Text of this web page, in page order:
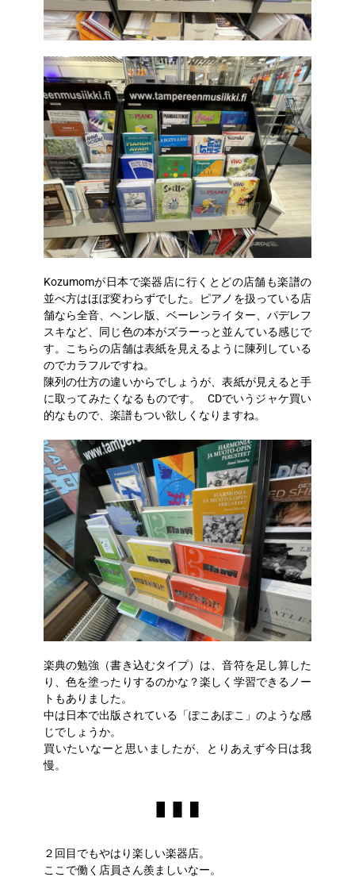
Kozumomが日本で楽器店に行くとどの店舗も楽譜の
並べ方はほぼ変わらずでした。ピアノを扱っている店
舗なら全音、ヘンレ版、ベーレンライター、パデレフ
スキなど、同じ色の本がズラーっと並んている感じで
す。こちらの店舗は表紙を見えるように陳列している
のでカラフルですね。
陳列の仕方の違いからでしょうが、表紙が見えると手
に取ってみたくなるものです。 CDでいうジャケ買い
的なもので、楽譜もつい欲しくなりますね。
楽典の勉強（書き込むタイプ）は、音符を足し算した
り、色を塗ったりするのかな？楽しく学習できるノー
トもありました。
中は日本で出版されている「ぽこあぽこ」のような感
じでしょうか。
買いたいなーと思いましたが、とりあえず今日は我
慢。
２回目でもやはり楽しい楽器店。
ここで働く店員さん羨ましいなー。